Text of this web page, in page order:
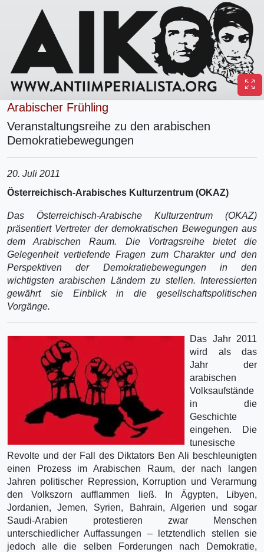
Arabischer Frühling
Veranstaltungsreihe zu den arabischen
Demokratiebewegungen
20. Juli 2011
Österreichisch-Arabisches Kulturzentrum (OKAZ)
Das Österreichisch-Arabische Kulturzentrum (OKAZ)
präsentiert Vertreter der demokratischen Bewegungen aus
dem Arabischen Raum. Die Vortragsreihe bietet die
Gelegenheit vertiefende Fragen zum Charakter und den
Perspektiven der Demokratiebewegungen in den
wichtigsten arabischen Ländern zu stellen. Interessierten
gewährt sie Einblick in die gesellschaftspolitischen
Vorgänge.
Das Jahr 2011
wird als das
Jahr der
arabischen
Volksaufstände
in die
Geschichte
eingehen. Die
tunesische
Revolte und der Fall des Diktators Ben Ali beschleunigten
einen Prozess im Arabischen Raum, der nach langen
Jahren politischer Repression, Korruption und Verarmung
den Volkszorn aufflammen ließ. In Ägypten, Libyen,
Jordanien, Jemen, Syrien, Bahrain, Algerien und sogar
Saudi-Arabien protestieren zwar Menschen
unterschiedlicher Auffassungen – letztendlich stellen sie
jedoch alle die selben Forderungen nach Demokratie,